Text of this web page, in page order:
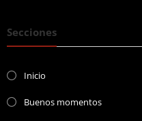
Secciones
Inicio
Buenos momentos